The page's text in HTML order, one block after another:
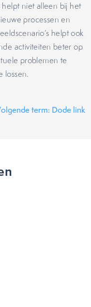
niet alleen bij het
processen en
helpt ook
activiteiten beter op
problemen te
lossen.
term: Dode link